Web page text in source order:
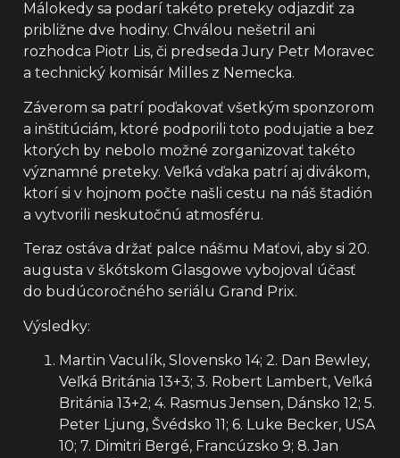
Málokedy sa podarí takéto preteky odjazdiť za
približne dve hodiny. Chválou nešetril ani
rozhodca Piotr Lis, či predseda Jury Petr Moravec
a technický komisár Milles z Nemecka.
Záverom sa patrí poďakovať všetkým sponzorom
a inštitúciám, ktoré podporili toto podujatie a bez
ktorých by nebolo možné zorganizovať takéto
významné preteky. Veľká vďaka patrí aj divákom,
ktorí si v hojnom počte našli cestu na náš štadión
a vytvorili neskutočnú atmosféru.
Teraz ostáva držať palce nášmu Maťovi, aby si 20.
augusta v škótskom Glasgowe vybojoval účasť
do budúcoročného seriálu Grand Prix.
Výsledky:
Martin Vaculík, Slovensko 14; 2. Dan Bewley,
Veľká Británia 13+3; 3. Robert Lambert, Veľká
Británia 13+2; 4. Rasmus Jensen, Dánsko 12; 5.
Peter Ljung, Švédsko 11; 6. Luke Becker, USA
10; 7. Dimitri Bergé, Francúzsko 9; 8. Jan